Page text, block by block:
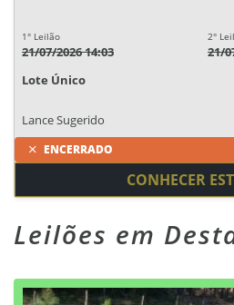
1° Leilão
21/07/2026 14:03
2°
21/
Lote Único
Lance Sugerido
ENCERRADO
CONHECER
Leilões em